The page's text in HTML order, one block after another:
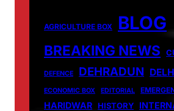
AGRICULTURE BOX BLOG
BREAKING NEWS
DEFENCE DEHRADUN
ECONOMIC BOX EDITORIAL
HARIDWAR HISTORY